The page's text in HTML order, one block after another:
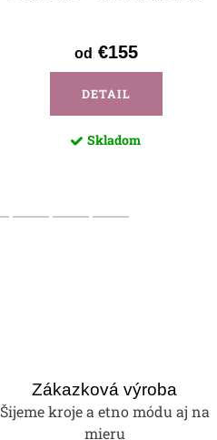
od €155
DETAIL
Skladom
Zákazková výroba
Šijeme kroje a etno módu aj na
mieru